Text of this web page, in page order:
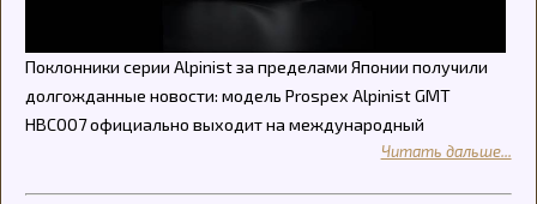
Поклонники серии Alpinist за пределами Японии получили
долгожданные новости: модель Prospex Alpinist GMT
HBC007 официально выходит на международный
Читать дальше...